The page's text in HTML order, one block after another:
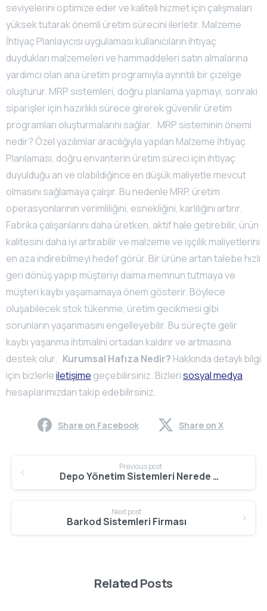
seviyelerini optimize eder ve kaliteli hizmet için çalışmaları
yüksek tutarak önemli üretim sürecini ilerletir. Malzeme
İhtiyaç Planlayıcısı uygulaması kullanıcıların ihtiyaç
duydukları malzemeleri ve hammaddeleri satın almalarına
yardımcı olan ana üretim programıyla ayrıntılı bir çizelge
oluşturur. MRP sistemleri, doğru planlama yapmayı, sonraki
siparişler için hazırlıklı sürece girerek güvenilir üretim
programları oluşturmalarını sağlar. MRP sisteminin önemi
nedir? Özel yazılımlar aracılığıyla yapılan Malzeme İhtiyaç
Planlaması, doğru envanterin üretim süreci için ihtiyaç
duyulduğu an ve olabildiğince en düşük maliyetle mevcut
olmasını sağlamaya çalışır. Bu nedenle MRP, üretim
operasyonlarının verimliliğini, esnekliğini, karlılığını artırır.
Fabrika çalışanlarını daha üretken, aktif hale getirebilir, ürün
kalitesini daha iyi artırabilir ve malzeme ve işçilik maliyetlerini
en aza indirebilmeyi hedef görür. Bir ürüne artan talebe hızlı
geri dönüş yapıp müşteriyi daima memnun tutmaya ve
müşteri kaybı yaşamamaya önem gösterir. Böylece
oluşabilecek stok tükenme, üretim gecikmesi gibi
sorunların yaşanmasını engelleyebilir. Bu süreçte gelir
kaybı yaşanma ihtimalini ortadan kaldırır ve artmasına
destek olur. Kurumsal Hafıza Nedir? Hakkında detaylı bilgi
için bizlerleiletişime geçebilirsiniz. Bizlerisosyal medya
hesaplarımızdan takip edebilirsiniz.
Share on Facebook Share on X
Reading
Previous post
Depo Yönetim Sistemleri Nerede Bulunur?
Next post
Barkod Sistemleri Firması
Related Posts